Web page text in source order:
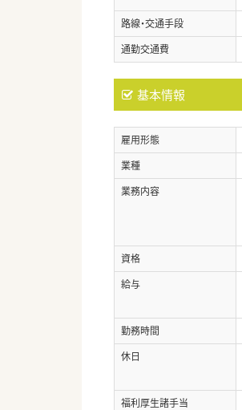
路線・交通手段
通勤交通費
基本情報
雇用形態
業種
業務内容
資格
給与
勤務時間
休日
福利厚生諸手当